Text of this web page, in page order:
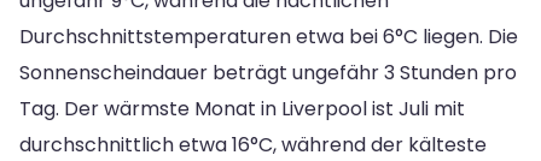
Durchschnittstemperaturen etwa bei 6°C liegen. Die
Sonnenscheindauer beträgt ungefähr 3 Stunden pro
Tag. Der wärmste Monat in Liverpool ist Juli mit
durchschnittlich etwa 16°C, während der kälteste